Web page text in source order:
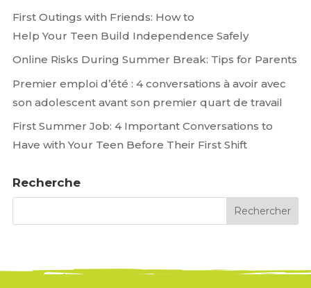
First Outings with Friends: How to
Help Your Teen Build Independence Safely
Online Risks During Summer Break: Tips for Parents
Premier emploi d’été : 4 conversations à avoir avec
son adolescent avant son premier quart de travail
First Summer Job: 4 Important Conversations to
Have with Your Teen Before Their First Shift
Recherche